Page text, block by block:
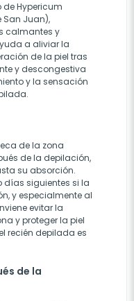
de Hypericum
San Juan),
calmantes y
a aliviar la
de la piel tras
y descongestiva
y la sensación
de la zona
de la depilación,
su absorción.
días siguientes si la
y especialmente al
evitar la
y proteger la piel
recién depilada es
de la